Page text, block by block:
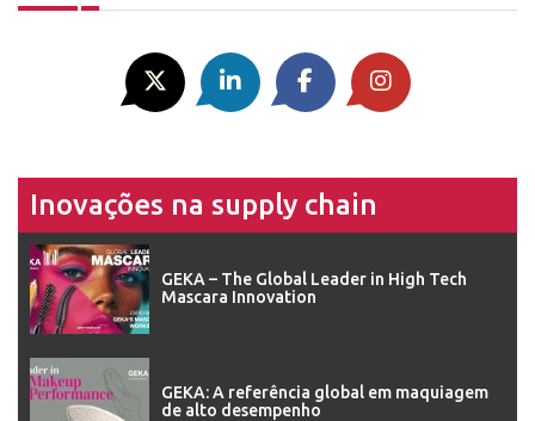
Inovações na supply chain
GEKA – The Global Leader in High Tech
Mascara Innovation
GEKA: A referência global em maquiagem
de alto desempenho